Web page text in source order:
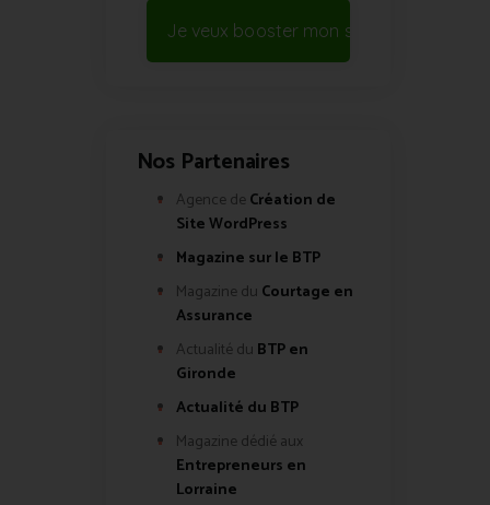
Je veux booster mon site !
Nos Partenaires
Agence de Création de
Site WordPress
Magazine sur le BTP
Magazine du Courtage en
Assurance
Actualité du BTP en
Gironde
Actualité du BTP
Magazine dédié aux
Entrepreneurs en
Lorraine